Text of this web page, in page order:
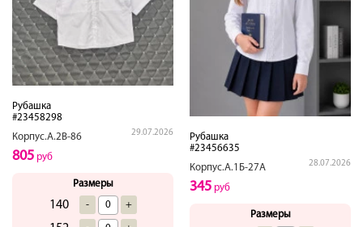
Рубашка
#23458298
Корпус.А.2В-86
29.07.2026
805 руб
Размеры
140 - +
Рубашка
#23456635
Корпус.А.1Б-27А
28.07.2026
345 руб
Размеры